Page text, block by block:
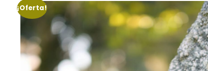
¡Oferta!